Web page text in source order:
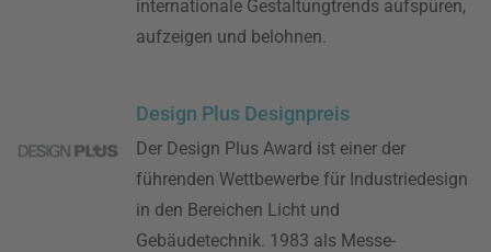
internationale Gestaltungtrends aufspüren,
aufzeigen und belohnen.
Design Plus Designpreis
Der Design Plus Award ist einer der
führenden Wettbewerbe für Industriedesign
in den Bereichen Licht und
Gebäudetechnik. 1983 als Messe-